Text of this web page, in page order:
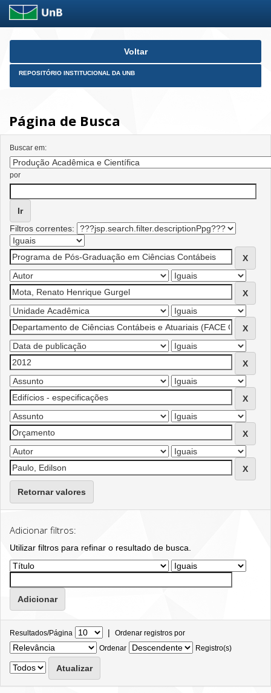
Skip
Voltar
REPOSITÓRIO INSTITUCIONAL DA UNB
Página de Busca
Buscar em:
por
Filtros correntes:
Retornar valores
Adicionar filtros:
Utilizar filtros para refinar o resultado de busca.
Resultados/Página | Ordenar registros por
Ordenar
Registro(s)